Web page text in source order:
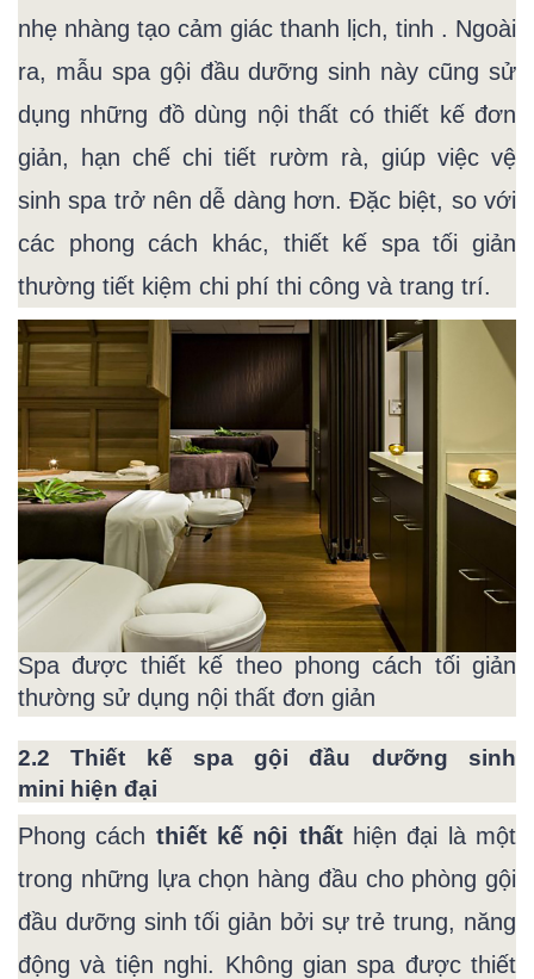
nhẹ nhàng tạo cảm giác thanh lịch, tinh . Ngoài
ra, mẫu spa gội đầu dưỡng sinh này cũng sử
dụng những đồ dùng nội thất có thiết kế đơn
giản, hạn chế chi tiết rườm rà, giúp việc vệ
sinh spa trở nên dễ dàng hơn. Đặc biệt, so với
các phong cách khác, thiết kế spa tối giản
thường tiết kiệm chi phí thi công và trang trí.
Spa được thiết kế theo phong cách tối giản
thường sử dụng nội thất đơn giản
2.2 Thiết kế spa gội đầu dưỡng sinh
mini hiện đại
Phong cách thiết kế nội thấthiện đại là một
trong những lựa chọn hàng đầu cho phòng gội
đầu dưỡng sinh tối giản bởi sự trẻ trung, năng
động và tiện nghi. Không gian spa được thiết